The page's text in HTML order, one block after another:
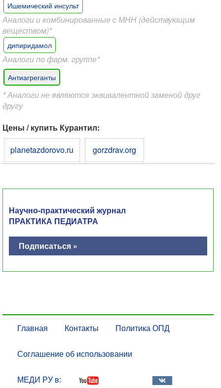
Ишемический инсульт
Аналоги и комбинированные с МНН (действующим
веществом)*
дипиридамол
Аналоги по фарм. группе*
Антиагреганты
* Аналоги не являются эквивалентной заменой друг
другу
Цены / купить Курантил:
planetazdorovo.ru
gorzdrav.org
Научно-практический журнал
ПРАКТИКА ПЕДИАТРА
Подписаться »
Главная Контакты Политика ОПД
Соглашение об использовании
МЕДИ РУ в: